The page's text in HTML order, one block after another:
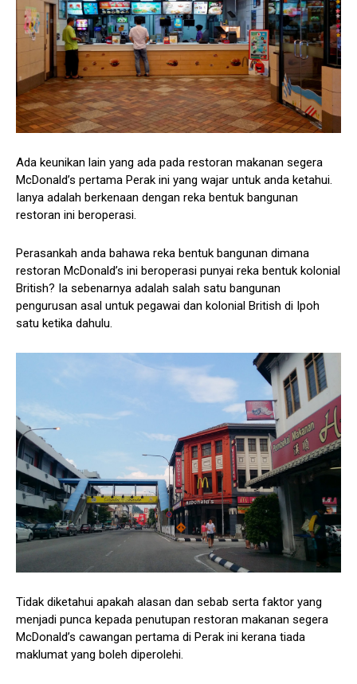
Ada keunikan lain yang ada pada restoran makanan segera
McDonald’s pertama Perak ini yang wajar untuk anda ketahui.
Ianya adalah berkenaan dengan reka bentuk bangunan
restoran ini beroperasi.
Perasankah anda bahawa reka bentuk bangunan dimana
restoran McDonald’s ini beroperasi punyai reka bentuk kolonial
British? Ia sebenarnya adalah salah satu bangunan
pengurusan asal untuk pegawai dan kolonial British di Ipoh
satu ketika dahulu.
Tidak diketahui apakah alasan dan sebab serta faktor yang
menjadi punca kepada penutupan restoran makanan segera
McDonald’s cawangan pertama di Perak ini kerana tiada
maklumat yang boleh diperolehi.